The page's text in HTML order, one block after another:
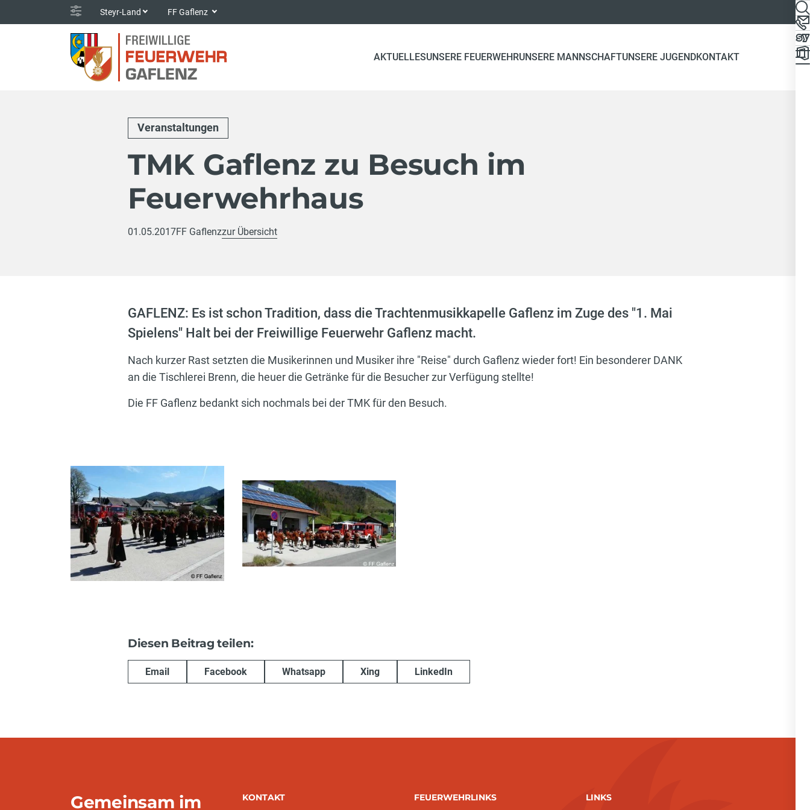
Steyr-Land FF Gaflenz
AKTUELLESUNSERE FEUERWEHRUNSERE MANNSCHAFTUNSERE JUGENDKONTAKT
Veranstaltungen
TMK Gaflenz zu Besuch im
Feuerwehrhaus
01.05.2017FF Gaflenzzur Übersicht
GAFLENZ: Es ist schon Tradition, dass die Trachtenmusikkapelle Gaflenz im Zuge des "1. Mai
Spielens" Halt bei der Freiwillige Feuerwehr Gaflenz macht.
Nach kurzer Rast setzten die Musikerinnen und Musiker ihre "Reise" durch Gaflenz wieder fort! Ein besonderer DANK
an die Tischlerei Brenn, die heuer die Getränke für die Besucher zur Verfügung stellte!
Die FF Gaflenz bedankt sich nochmals bei der TMK für den Besuch.
Diesen Beitrag teilen:
Email Facebook Whatsapp Xing LinkedIn
Gemeinsam im KONTAKT FEUERWEHRLINKS LINKS